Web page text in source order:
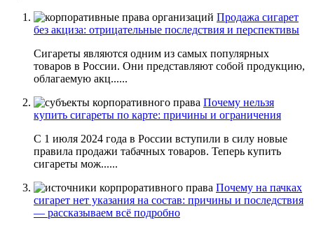
Продажа сигарет
без акциза: отрицательные последствия и перспективы
Сигареты являются одним из самых популярных
товаров в России. Они представляют собой продукцию,
облагаемую акц......
Почему нельзя
купить сигареты по карте: причины и ограничения
С 1 июля 2024 года в России вступили в силу новые
правила продажи табачных товаров. Теперь купить
сигареты мож......
Почему на пачках
сигарет нет указания на состав: причины и последствия
— рассказываем всё подробно